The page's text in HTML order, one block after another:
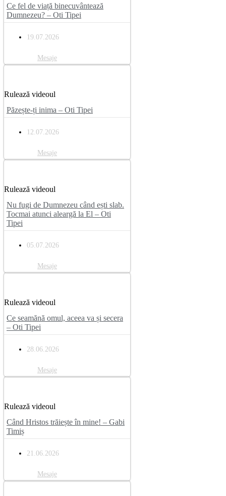
Ce fel de viață binecuvântează
Dumnezeu? – Oti Tipei
19.07.2026
Mesaje
Rulează videoul
Păzește-ți inima – Oti Tipei
12.07.2026
Mesaje
Rulează videoul
Nu fugi de Dumnezeu când ești slab.
Tocmai atunci aleargă la El – Oti
Tipei
05.07.2026
Mesaje
Rulează videoul
Ce seamănă omul, aceea va și secera
– Oti Tipei
28.06.2026
Mesaje
Rulează videoul
Când Hristos trăiește în mine! – Gabi
Timiș
21.06.2026
Mesaje